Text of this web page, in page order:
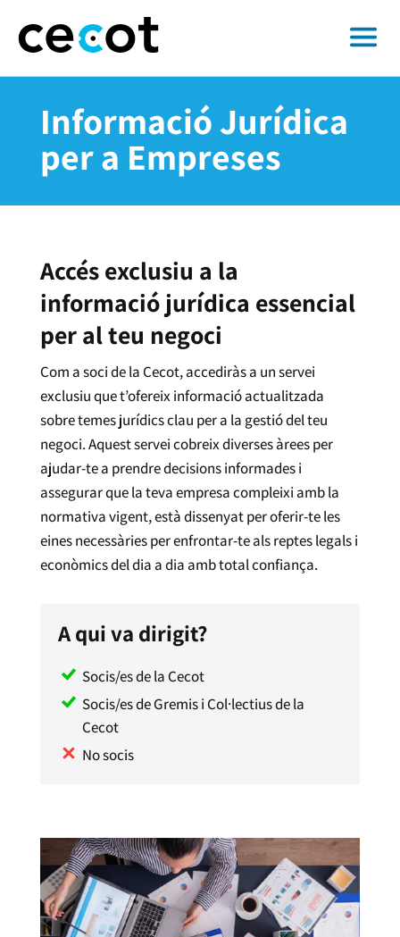
Informació Jurídica
per a Empreses
Accés exclusiu a la
informació jurídica essencial
per al teu negoci
Com a soci de la Cecot, accediràs a un servei
exclusiu que t’ofereix informació actualitzada
sobre temes jurídics clau per a la gestió del teu
negoci. Aquest servei cobreix diverses àrees per
ajudar-te a prendre decisions informades i
assegurar que la teva empresa compleixi amb la
normativa vigent, està dissenyat per oferir-te les
eines necessàries per enfrontar-te als reptes legals i
econòmics del dia a dia amb total confiança.
A qui va dirigit?
Socis/es de la Cecot
Socis/es de Gremis i Col·lectius de la
Cecot
No socis